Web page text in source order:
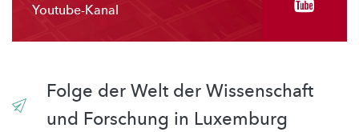
Youtube-Kanal
Folge der Welt der Wissenschaft
und Forschung in Luxemburg